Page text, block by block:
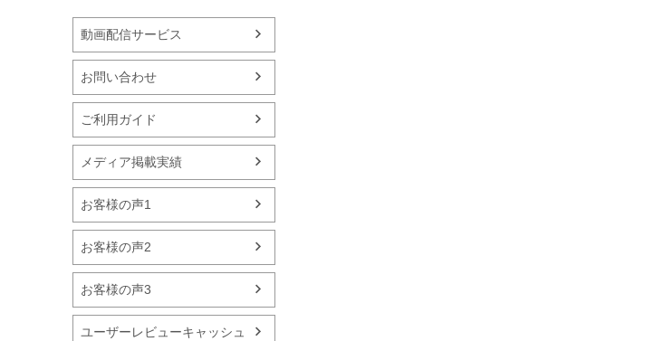
動画配信サービス
お問い合わせ
ご利用ガイド
メディア掲載実績
お客様の声1
お客様の声2
お客様の声3
ユーザーレビューキャッシュ